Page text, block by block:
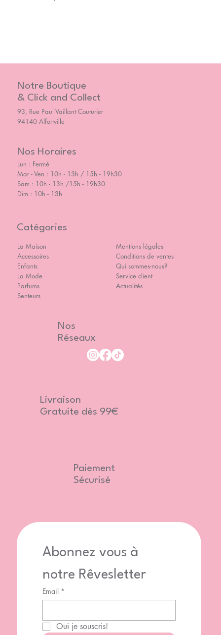
Notre Boutique
& Click and Collect
93, Rue Paul Vaillant Couturier
94140 Alfortville
Nos Horaires
Lun : Fermé
Mar - Ven : 10h - 13h / 15h - 19h30
Sam : 10h - 13h /15h - 19h30
Dim : 10h - 13h
Catégories
La Maison
Accessoires
Enfants
La Mode
Parfums
Senteurs
Mentions légales
Conditions de ventes
Qui sommes-nous?
Service client
Actualités
Abonnez vous à
notre Rêvesletter
Email *
Oui je souscris!
Nos
Réseaux
Livraison
Gratuite dès 99€
Paiement
Sécurisé